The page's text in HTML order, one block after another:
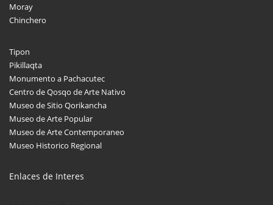
Moray
Chinchero
Tipon
Pikillaqta
Monumento a Pachacutec
Centro de Qosqo de Arte Nativo
Museo de Sitio Qorikancha
Museo de Arte Popular
Museo de Arte Contemporaneo
Museo Historico Regional
Enlaces de Interes